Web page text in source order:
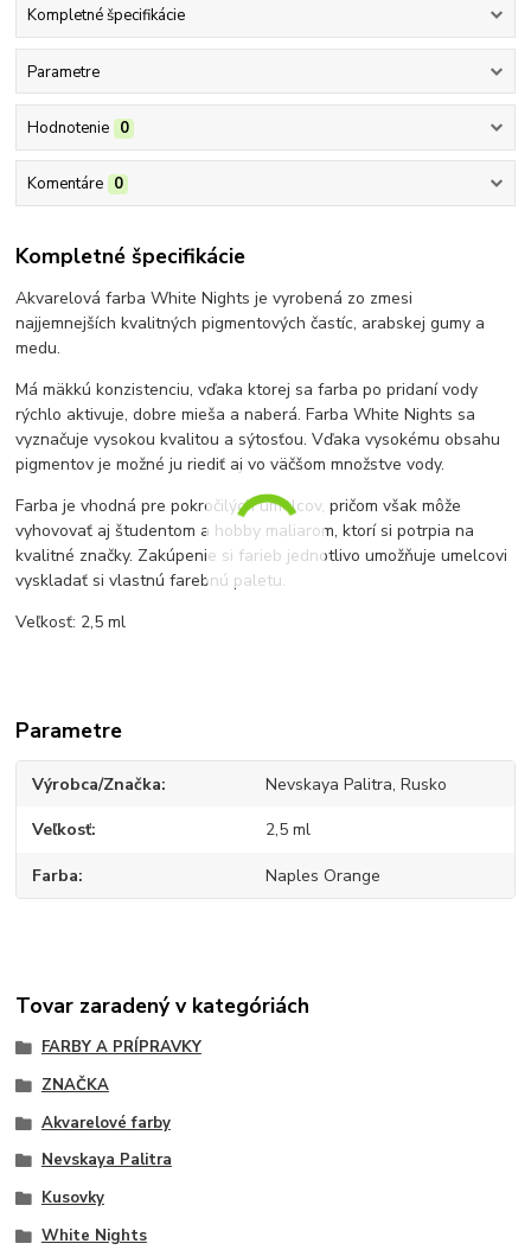
Kompletné špecifikácie
Parametre
Hodnotenie 0
Komentáre 0
Kompletné špecifikácie
Akvarelová farba White Nights je vyrobená zo zmesi
najjemnejších kvalitných pigmentových častíc, arabskej gumy a
medu.
Má mäkkú konzistenciu, vďaka ktorej sa farba po pridaní vody
rýchlo aktivuje, dobre mieša a naberá. Farba White Nights sa
vyznačuje vysokou kvalitou a sýtosťou. Vďaka vysokému obsahu
pigmentov je možné ju riediť aj vo väčšom množstve vody.
Farba je vhodná pre pokročilých umelcov, pričom však môže
vyhovovať aj študentom a hobby maliarom, ktorí si potrpia na
kvalitné značky. Zakúpenie si farieb jednotlivo umožňuje umelcovi
vyskladať si vlastnú farebnú paletu.
Veľkosť: 2,5 ml
Parametre
Výrobca/Značka Nevskaya Palitra, Rusko
Veľkosť 2,5 ml
Farba Naples Orange
Tovar zaradený v kategóriách
FARBY A PRÍPRAVKY
ZNAČKA
Akvarelové farby
Nevskaya Palitra
Kusovky
White Nights